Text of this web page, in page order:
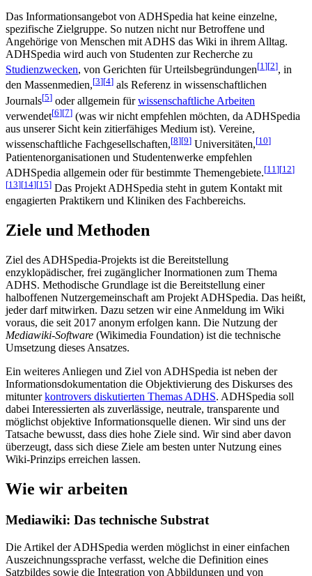
Das Informationsangebot von ADHSpedia hat keine einzelne,
spezifische Zielgruppe. So nutzen nicht nur Betroffene und
Angehörige von Menschen mit ADHS das Wiki in ihrem Alltag.
ADHSpedia wird auch von Studenten zur Recherche zu
Studienzwecken, von Gerichten für Urteilsbegründungen[1 ][2], in
den Massenmedien,[3][4] als Referenz in wissenschaftlichen
Journals[5] oder allgemein fürwissenschaftliche Arbeiten
verwendet[6][7] (was wir nicht empfehlen möchten, da ADHSpedia
aus unserer Sicht kein zitierfähiges Medium ist). Vereine,
wissenschaftliche Fachgesellschaften,[8][9] Universitäten,[10]
Patientenorganisationen und Studentenwerke empfehlen
ADHSpedia allgemein oder für bestimmte Themengebiete.[11 ][12]
[13][14][15] Das Projekt ADHSpedia steht in gutem Kontakt mit
engagierten Praktikern und Kliniken des Fachbereichs.
Ziele und Methoden
Ziel des ADHSpedia-Projekts ist die Bereitstellung
enzyklopädischer, frei zugänglicher Inormationen zum Thema
ADHS. Methodische Grundlage ist die Bereitstellung einer
halboffenen Nutzergemeinschaft am Projekt ADHSpedia. Das heißt,
jeder darf mitwirken. Dazu setzen wir eine Anmeldung im Wiki
voraus, die seit 2017 anonym erfolgen kann. Die Nutzung der
Mediawiki-Software (Wikimedia Foundation) ist die technische
Umsetzung dieses Ansatzes.
Ein weiteres Anliegen und Ziel von ADHSpedia ist neben der
Informationsdokumentation die Objektivierung des Diskurses des
mitunterkontrovers diskutierten Themas ADHS. ADHSpedia soll
dabei Interessierten als zuverlässige, neutrale, transparente und
möglichst objektive Informationsquelle dienen. Wir sind uns der
Tatsache bewusst, dass dies hohe Ziele sind. Wir sind aber davon
überzeugt, dass sich diese Ziele am besten unter Nutzung eines
Wiki-Prinzips erreichen lassen.
Wie wir arbeiten
Mediawiki: Das technische Substrat
Die Artikel der ADHSpedia werden möglichst in einer einfachen
Auszeichnungssprache verfasst, welche die Definition eines
Satzbildes sowie die Integration von Abbildungen und von